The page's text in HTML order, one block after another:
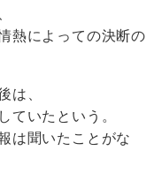
熱によっての決断の
は、
ていたという。
は聞いたことがな